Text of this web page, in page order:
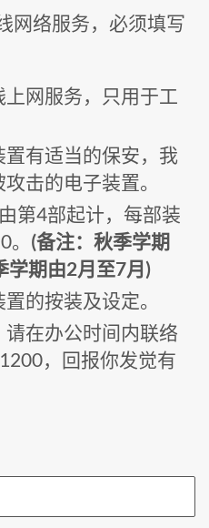
网络服务，必须填写
网服务，只用于工
有适当的保安，我
击的电子装置。
第4部起计，每部装
(备注：秋季学期
学期由2月至7月)
的按装及设定。
在办公时间内联络
，回报你发觉有